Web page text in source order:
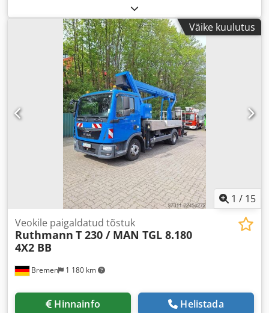
Väike kuulutus
1 / 15
Bremen 1 180 km
Veokile paigaldatud tõstuk
Ruthmann T 230 / MAN TGL 8.180
4X2 BB
Hinnainfo Helistada